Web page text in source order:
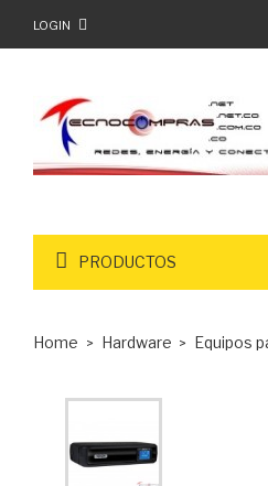
LOGIN
PRODUCTOS
Home Hardware Equipos